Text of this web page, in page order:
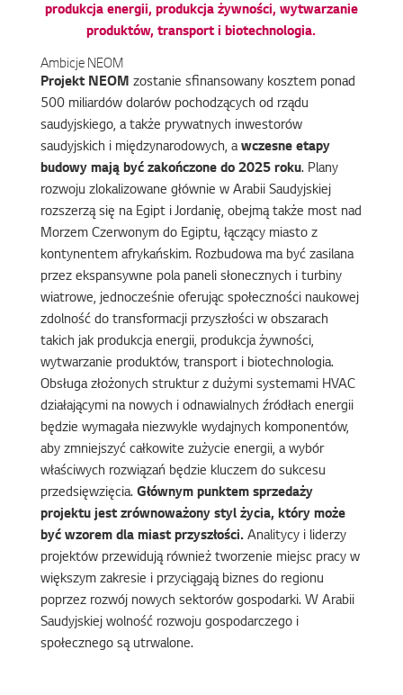
produkcja energii, produkcja żywności, wytwarzanie
produktów, transport i biotechnologia.
Ambicje NEOM
Projekt NEOM zostanie sfinansowany kosztem ponad
500 miliardów dolarów pochodzących od rządu
saudyjskiego, a także prywatnych inwestorów
saudyjskich i międzynarodowych, awczesne etapy
budowy mają być zakończone do 2025 roku. Plany
rozwoju zlokalizowane głównie w Arabii Saudyjskiej
rozszerzą się na Egipt i Jordanię, obejmą także most nad
Morzem Czerwonym do Egiptu, łączący miasto z
kontynentem afrykańskim. Rozbudowa ma być zasilana
przez ekspansywne pola paneli słonecznych i turbiny
wiatrowe, jednocześnie oferując społeczności naukowej
zdolność do transformacji przyszłości w obszarach
takich jak produkcja energii, produkcja żywności,
wytwarzanie produktów, transport i biotechnologia.
Obsługa złożonych struktur z dużymi systemami HVAC
działającymi na nowych i odnawialnych źródłach energii
będzie wymagała niezwykle wydajnych komponentów,
aby zmniejszyć całkowite zużycie energii, a wybór
właściwych rozwiązań będzie kluczem do sukcesu
przedsięwzięcia. Głównym punktem sprzedaży
projektu jest zrównoważony styl życia, który może
być wzorem dla miast przyszłości. Analitycy i liderzy
projektów przewidują również tworzenie miejsc pracy w
większym zakresie i przyciągają biznes do regionu
poprzez rozwój nowych sektorów gospodarki. W Arabii
Saudyjskiej wolność rozwoju gospodarczego i
społecznego są utrwalone.